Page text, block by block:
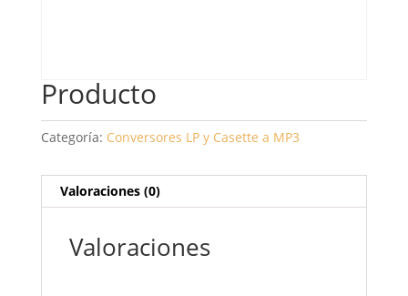
Producto
Categoría: Conversores LP y Casette a MP3
Valoraciones (0)
Valoraciones